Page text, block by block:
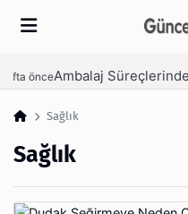
Sağlık
Sağlık